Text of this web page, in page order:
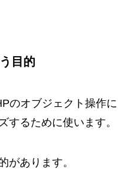
目的
のオブジェクト操作に
するために使います。
があります。